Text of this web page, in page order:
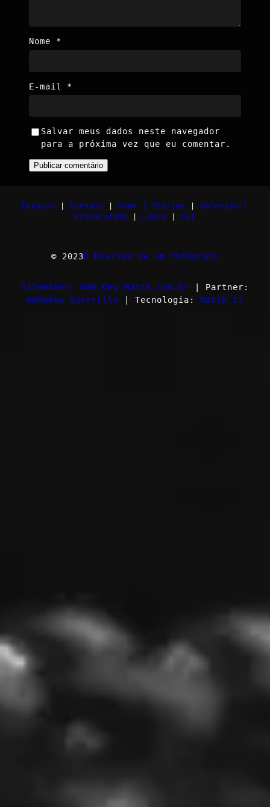
Nome *
E-mail *
Salvar meus dados neste navegador
para a próxima vez que eu comentar.
Ensaios Contato Home | Stories
Galerias |
Privacidade
Login myI
© 2023O Diarium de um fotógrafo
Sitemaker: Web-Dev.Matik.com.br | Partner:
wpHakka Guerrilla | Tecnologia: Matik IT